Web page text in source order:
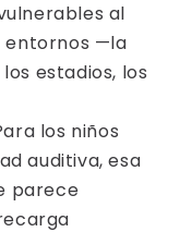
al
entornos —la
estadios, los
los niños
auditiva, esa
parece